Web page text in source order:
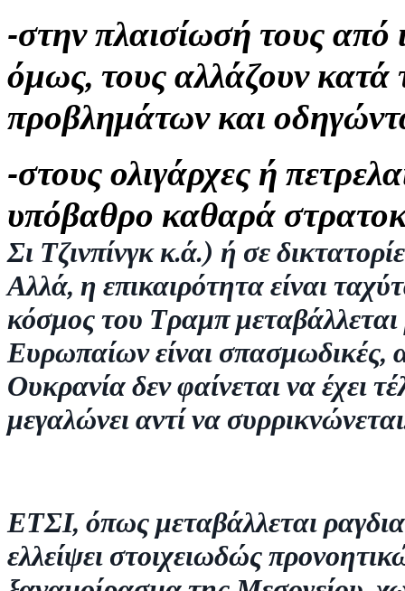
-στην πλαισίωσή τους από
όμως, τους αλλάζουν κατά
προβλημάτων και
-στους ολιγάρχες ή
υπόβαθρο καθαρά
Σι Τζινπίνγκ κ.ά.) ή σε
Αλλά, η επικαιρότητα είναι
κόσμος του Τραμπ μεταβάλλεται
Ευρωπαίων είναι σπασμωδικές,
Ουκρανία δεν φαίνεται να έχει
μεγαλώνει αντί να
ΕΤΣΙ, όπως μεταβάλλεται
ελλείψει στοιχειωδώς